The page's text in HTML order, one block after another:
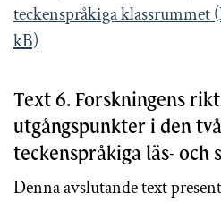
teckenspråkiga klassrummet
kB)
Text 6. Forskningens
utgångspunkter i den
teckenspråkiga läs- och
Denna avslutande text